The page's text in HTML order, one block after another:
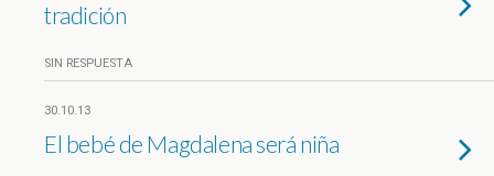
tradición
SIN RESPUESTA
30.10.13
El bebé de Magdalena será niña